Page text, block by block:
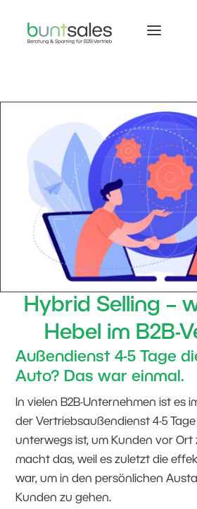
a
Hybrid Selling –
Hebel im B2B-
Außendienst 4-5 Tage
Auto? Das war einmal.
In vielen B2B-Unternehmen ist es
der Vertriebsaußendienst 4-5
unterwegs ist, um Kunden vor Ort
macht das, weil es zuletzt die
war, um in den persönlichen
Kunden zu gehen.